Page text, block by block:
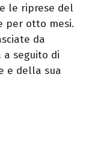
le riprese del
per otto mesi.
da
seguito di
e della sua